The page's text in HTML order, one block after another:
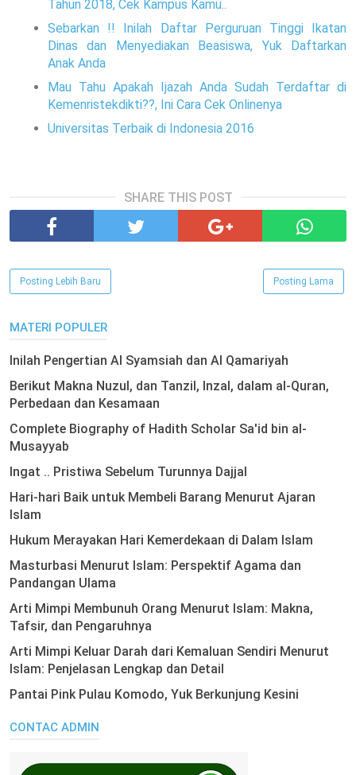
Tahun 2018, Cek Kampus Kamu..
Sebarkan !! Inilah Daftar Perguruan Tinggi Ikatan
Dinas dan Menyediakan Beasiswa, Yuk Daftarkan
Anak Anda
Mau Tahu Apakah Ijazah Anda Sudah Terdaftar di
Kemenristekdikti??, Ini Cara Cek Onlinenya
Universitas Terbaik di Indonesia 2016
SHARE THIS POST
Posting Lebih Baru Posting Lama
MATERI POPULER
Inilah Pengertian Al Syamsiah dan Al Qamariyah
Berikut Makna Nuzul, dan Tanzil, Inzal, dalam al-Quran,
Perbedaan dan Kesamaan
Complete Biography of Hadith Scholar Sa'id bin al-
Musayyab
Ingat .. Pristiwa Sebelum Turunnya Dajjal
Hari-hari Baik untuk Membeli Barang Menurut Ajaran
Islam
Hukum Merayakan Hari Kemerdekaan di Dalam Islam
Masturbasi Menurut Islam: Perspektif Agama dan
Pandangan Ulama
Arti Mimpi Membunuh Orang Menurut Islam: Makna,
Tafsir, dan Pengaruhnya
Arti Mimpi Keluar Darah dari Kemaluan Sendiri Menurut
Islam: Penjelasan Lengkap dan Detail
Pantai Pink Pulau Komodo, Yuk Berkunjung Kesini
CONTAC ADMIN